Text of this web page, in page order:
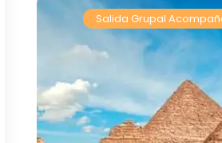
Salida Grupal